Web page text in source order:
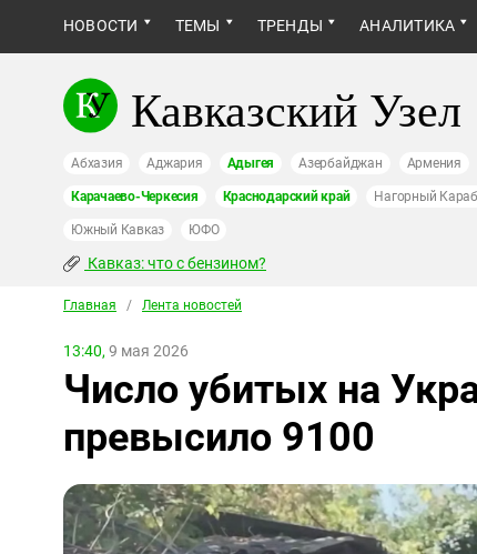
НОВОСТИ ТЕМЫ ТРЕНДЫ АНАЛИТИКА
Кавказский Узел
Абхазия Аджария Адыгея Азербайджан Армения
Карачаево-Черкесия Краснодарский край Нагорный
Южный Кавказ ЮФО
Кавказ: что с бензином?
Главная / Лента новостей
13:40, 9 мая 2026
Число убитых на
превысило 9100